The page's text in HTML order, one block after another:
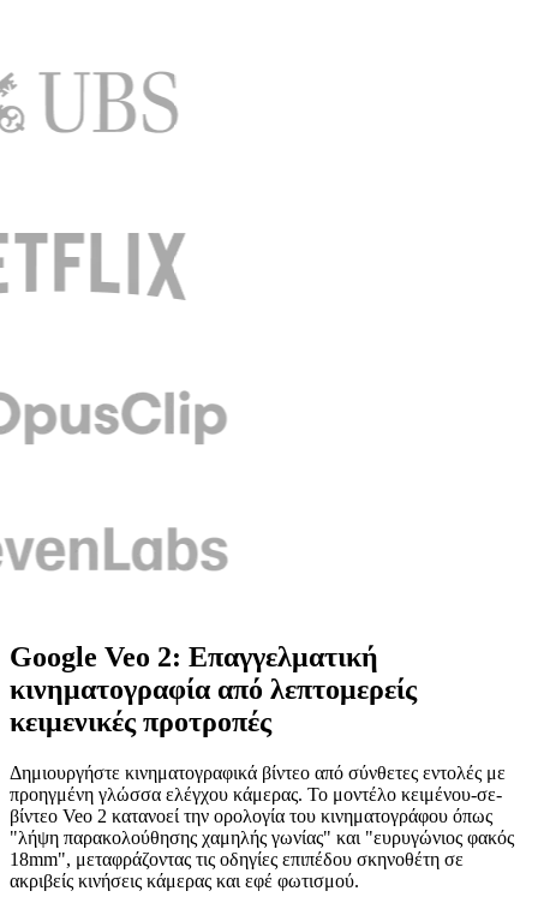
Google Veo 2: Επαγγελματική
κινηματογραφία από λεπτομερείς
κειμενικές προτροπές
Δημιουργήστε κινηματογραφικά βίντεο από σύνθετες εντολές με
προηγμένη γλώσσα ελέγχου κάμερας. Το μοντέλο κειμένου-σε-
βίντεο Veo 2 κατανοεί την ορολογία του κινηματογράφου όπως
"λήψη παρακολούθησης χαμηλής γωνίας" και "ευρυγώνιος φακός
18mm", μεταφράζοντας τις οδηγίες επιπέδου σκηνοθέτη σε
ακριβείς κινήσεις κάμερας και εφέ φωτισμού.